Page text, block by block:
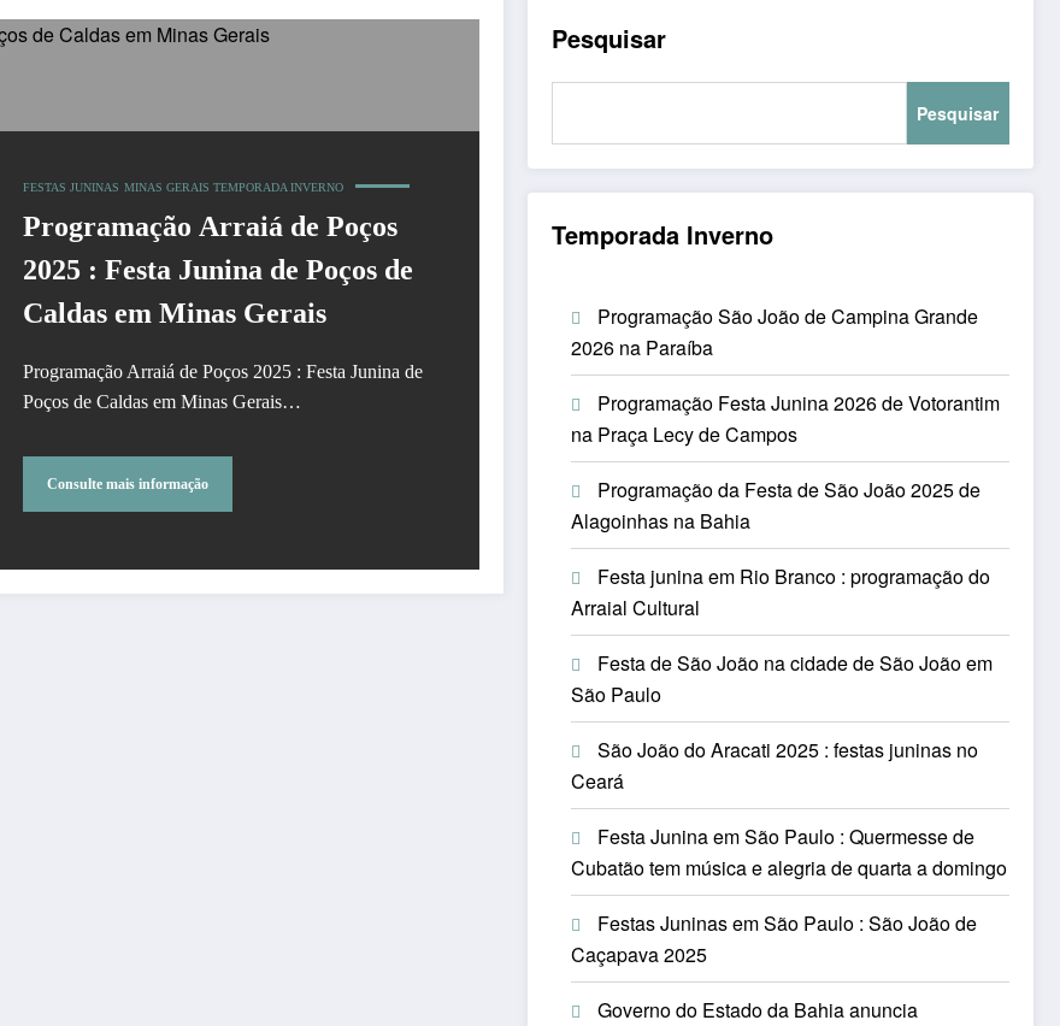
FESTAS JUNINAS MINAS GERAIS TEMPORADA INVERNO
Programação Arraiá de Poços
2025 : Festa Junina de Poços de
Caldas em Minas Gerais
Programação Arraiá de Poços 2025 : Festa Junina de
Poços de Caldas em Minas Gerais…
Consulte mais informação
Pesquisar
Pesquisar
Temporada Inverno
Programação São João de Campina Grande
2026 na Paraíba
Programação Festa Junina 2026 de Votorantim
na Praça Lecy de Campos
Programação da Festa de São João 2025 de
Alagoinhas na Bahia
Festa junina em Rio Branco : programação do
Arraial Cultural
Festa de São João na cidade de São João em
São Paulo
São João do Aracati 2025 : festas juninas no
Ceará
Festa Junina em São Paulo : Quermesse de
Cubatão tem música e alegria de quarta a domingo
Festas Juninas em São Paulo : São João de
Caçapava 2025
Governo do Estado da Bahia anuncia